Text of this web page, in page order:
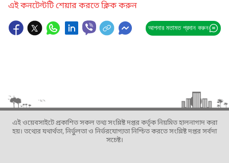
এই কনটেন্টটি শেয়ার করতে ক্লিক করুন
আপনার মতামত প্রদান করুন
এই ওয়েবসাইটে প্রকাশিত সকল তথ্য সংশ্লিষ্ট দপ্তর কর্তৃক নিয়মিত হালনাগাদ করা
হয়। তথ্যের যথার্থতা, নির্ভুলতা ও নির্ভরযোগ্যতা নিশ্চিত করতে সংশ্লিষ্ট দপ্তর সর্বদা
সচেষ্ট।